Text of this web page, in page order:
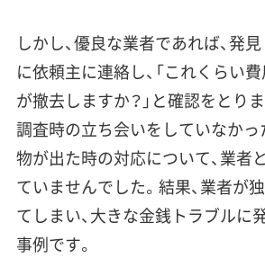
しかし、優良な業者であれば、発
に依頼主に連絡し、「これくらい
が撤去しますか？」と確認をとり
調査時の立ち会いをしていなかっ
物が出た時の対応について、業者
ていませんでした。結果、業者が
てしまい、大きな金銭トラブルに
事例です。